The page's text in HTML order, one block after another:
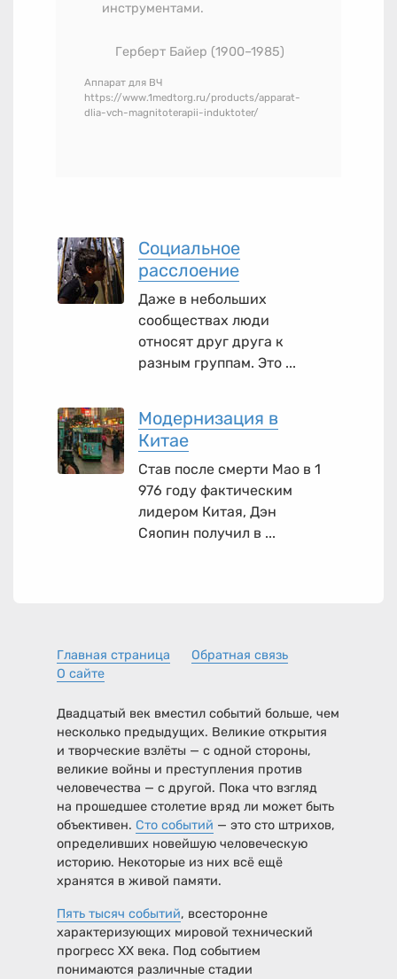
инструментами.
Герберт Байер (1900–1985)
Аппарат для ВЧ
https://www.1medtorg.ru/products/apparat-
dlia-vch-magnitoterapii-induktoter/
Социальное
расслоение
Даже в небольших
сообществах люди
относят друг друга к
разным группам. Это ...
Модернизация в
Китае
Став после смерти Мао в 1
976 году фактическим
лидером Китая, Дэн
Сяопин получил в ...
Главная страница
Обратная связь
О сайте
Двадцатый век вместил событий больше, чем
несколько предыдущих. Великие открытия
и творческие взлёты — с одной стороны,
великие войны и преступления против
человечества — с другой. Пока что взгляд
на прошедшее столетие вряд ли может быть
объективен. Сто событий — это сто штрихов,
определивших новейшую человеческую
историю. Некоторые из них всё ещё
хранятся в живой памяти.
Пять тысяч событий, всесторонне
характеризующих мировой технический
прогресс XX века. Под событием
понимаются различные стадии